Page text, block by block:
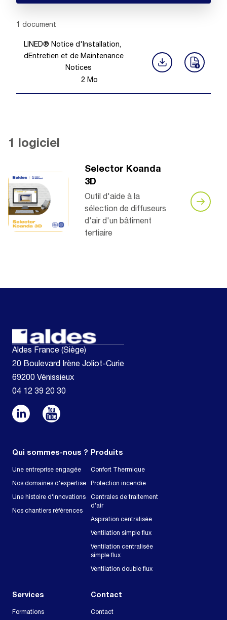
Showing 1 -
1 document
LINED® Notice d'Installation,
dEntretien et de Maintenance
Notices
2 Mo
1 logiciel
Selector Koanda
3D
Outil d'aide à la
sélection de diffuseurs
d'air d'un bâtiment
tertiaire
Aldes France (Siège)
20 Boulevard Irène Joliot-Curie
69200 Vénissieux
04 12 39 20 30
Qui sommes-nous ?
Une entreprise engagée
Nos domaines d'expertise
Une histoire d'innovations
Nos chantiers références
Produits
Confort Thermique
Protection incendie
Centrales de traitement
d'air
Aspiration centralisée
Ventilation simple flux
Ventilation centralisée
simple flux
Ventilation double flux
Services
Formations
Contact
Contact